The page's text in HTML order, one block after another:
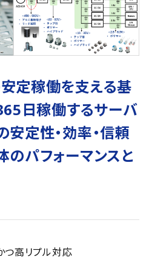
定稼働を支える基
日稼働するサーバ
安定性・効率・信頼
のパフォーマンスと
つ高リプル対応